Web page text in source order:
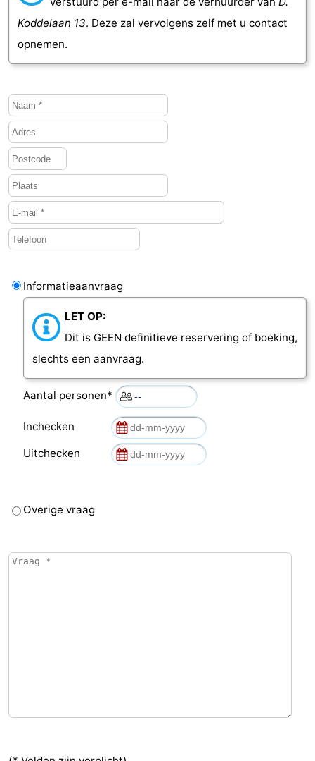
Koddelaan 13. Deze zal vervolgens zelf met u contact
opnemen.
Informatieaanvraag
LET OP:
Dit is GEEN definitieve reservering of boeking,
slechts een aanvraag.
Aantal personen*
Inchecken
Uitchecken
Overige vraag